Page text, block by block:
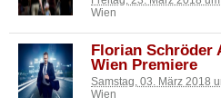
Wien
Florian Schröder
Wien Premiere
Samstag, 03. März 2018
Wien